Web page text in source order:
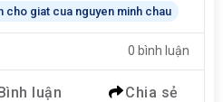
cho giat cua nguyen minh chau
0 bình luận
luận Chia sẻ